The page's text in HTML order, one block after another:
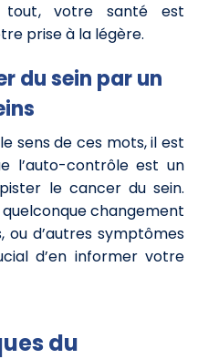
tout, votre santé est
prise à la légère.
du sein par un
sens de ces mots, il est
l’auto-contrôle est un
le cancer du sein.
quelconque changement
ou d’autres symptômes
d’en informer votre
du